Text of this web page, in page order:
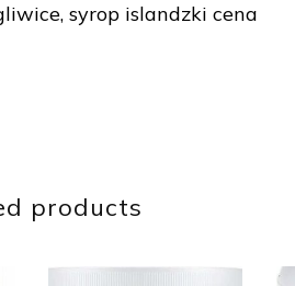
syrop islandzki cena
products